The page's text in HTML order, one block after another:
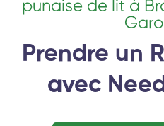
punaise de lit à
Prendre un
avec